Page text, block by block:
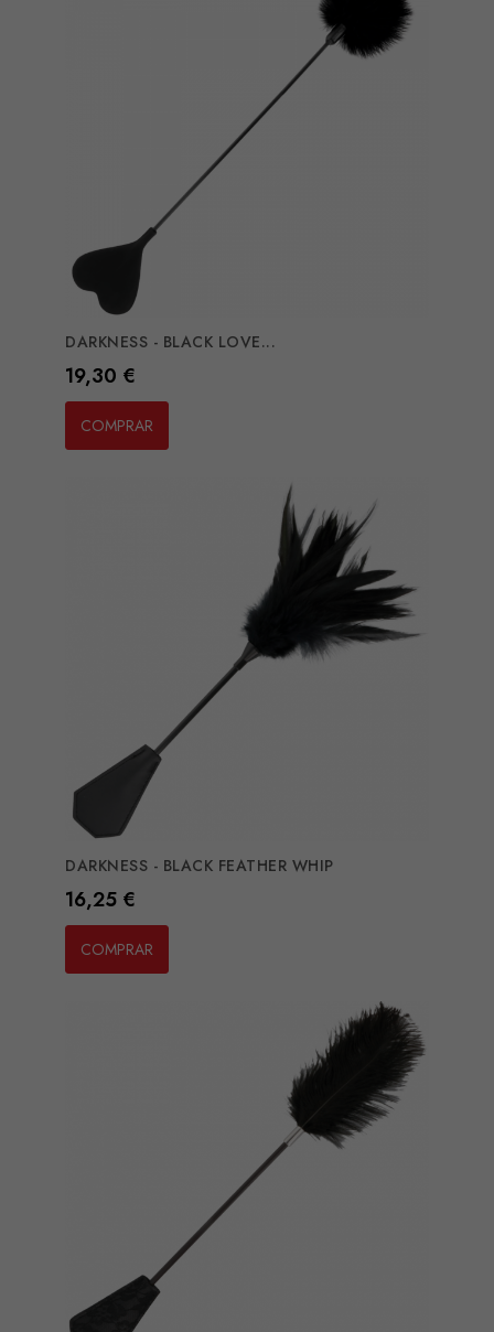
DARKNESS - BLACK LOVE...
Preço
19,30 €
COMPRAR
DARKNESS - BLACK FEATHER WHIP
Preço
16,25 €
COMPRAR